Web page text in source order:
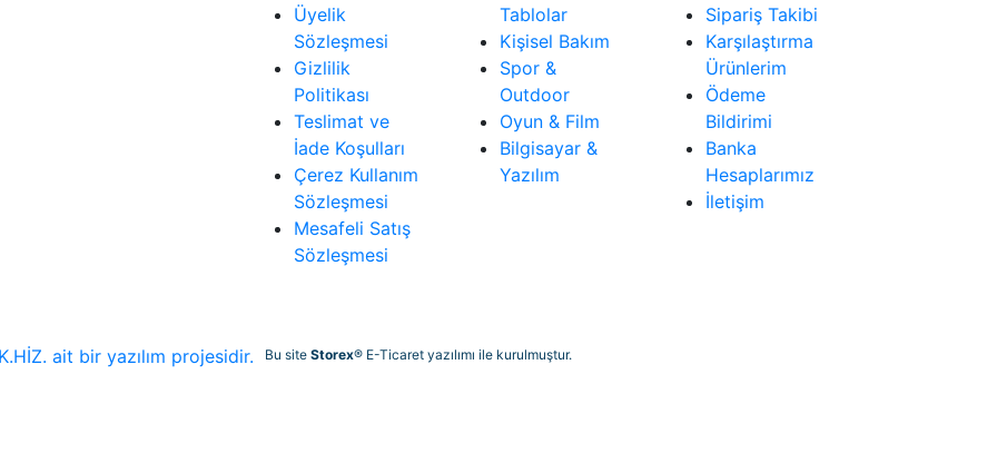
Üyelik
Sözleşmesi
Gizlilik
Politikası
Teslimat ve
İade Koşulları
Çerez Kullanım
Sözleşmesi
Mesafeli Satış
Sözleşmesi
Tablolar
Kişisel Bakım
Spor &
Outdoor
Oyun & Film
Bilgisayar &
Yazılım
Sipariş Takibi
Karşılaştırma
Ürünlerim
Ödeme
Bildirimi
Banka
Hesaplarımız
İletişim
Bu site Storex® E-Ticaret yazılımı ile kurulmuştur.